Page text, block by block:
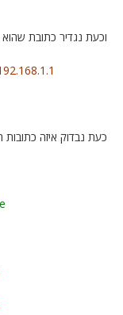
וכעת נגדיר כתובת
כעת נבדוק איזה כתובות